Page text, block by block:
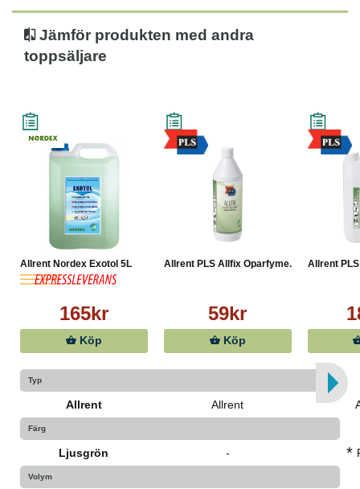
Jämför produkten med andra
toppsäljare
Allrent Nordex Exotol 5L
165kr
Köp
Allrent PLS Allfix Oparfyme...
59kr
Köp
Allrent
Typ
Allrent Allrent
Färg
Ljusgrön - *
Volym